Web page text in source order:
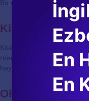
Bu örneklerden de
Kitap Okuma
Kitap okumak, bireylerin
read books” demek,
hayatında da önemli bir
Okuma ve Dil
En
En